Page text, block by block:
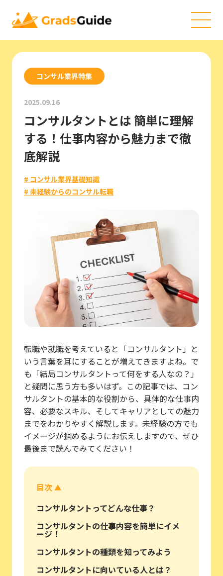
コンサル業界特集
2025.09.16
コンサルタントとは 簡単に理解
する！仕事内容から魅力まで徹
底解説
# コンサル業界基礎知識
# 未経験からのコンサル転職
転職や就職を考えていると「コンサルタント」と
いう言葉を耳にすることが増えてきますよね。で
も「結局コンサルタントって何をする人なの？」
と疑問に思う方も多いはず。この記事では、コン
サルタントの基本的な役割から、具体的な仕事内
容、必要なスキル、そしてキャリアとしての魅力
までをわかりやすく解説します。未経験の方でも
イメージが掴めるようにお伝えしますので、ぜひ
最後まで読んでみてください！
目次 ▲
コンサルタントってどんな仕事？
コンサルタントの仕事内容を簡単にイメ
ージ！
コンサルタントの種類を知ってみよう
コンサルタントに向いている人とは？